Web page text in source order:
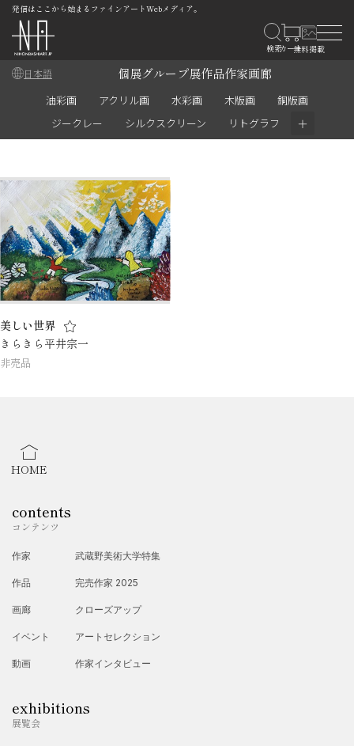
発信はここから始まるファインアートWebメディア。
日本語 個展グループ展作品作家画廊
油彩画 アクリル画 水彩画 木版画
銅版画
ジークレー
シルクスクリーン リトグラフ ＋
美しい世界
きらきら平井宗一
非売品
HOME
contents
コンテンツ
作家
作品
画廊
イベント
動画
武蔵野美術大学特集
完売作家 2025
クローズアップ
アートセレクション
作家インタビュー
exhibitions
展覧会